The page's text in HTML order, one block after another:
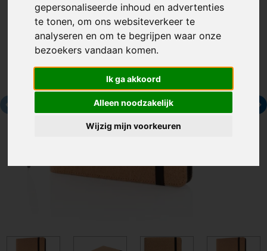
gepersonaliseerde inhoud en advertenties
te tonen, om ons websiteverkeer te
analyseren en om te begrijpen waar onze
bezoekers vandaan komen.
Ik ga akkoord
Alleen noodzakelijk
Wijzig mijn voorkeuren